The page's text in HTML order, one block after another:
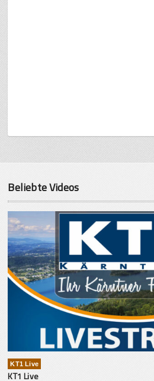
Beliebte Videos
KT1 Live
KT1 Live